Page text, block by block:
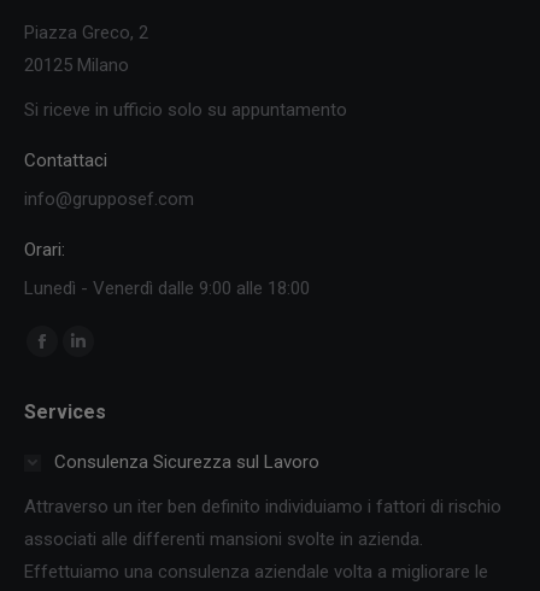
Piazza Greco, 2
20125 Milano
Si riceve in ufficio solo su appuntamento
Contattaci
info@grupposef.com
Orari:
Lunedì - Venerdì dalle 9:00 alle 18:00
Ci puoi trovare su:
Facebook
opens
window
opens
window
Services
Consulenza Sicurezza sul Lavoro
Attraverso un iter ben definito individuiamo i fattori di rischio
associati alle differenti mansioni svolte in azienda.
Effettuiamo una consulenza aziendale volta a migliorare le